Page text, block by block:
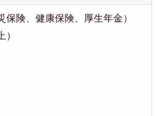
保険、健康保険、厚生年金）